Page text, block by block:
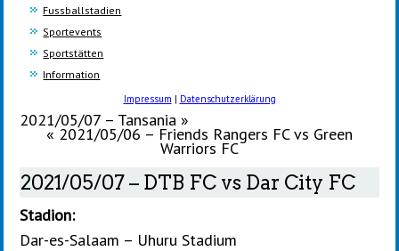
Fussballstadien
Sportevents
Sportstätten
Information
Impressum | Datenschutzerklärung
2021/05/07 – Tansania »
«2021/05/06 – Friends Rangers FC vs Green
Warriors FC
2021/05/07 – DTB FC vs Dar City FC
Stadion:
Dar-es-Salaam – Uhuru Stadium